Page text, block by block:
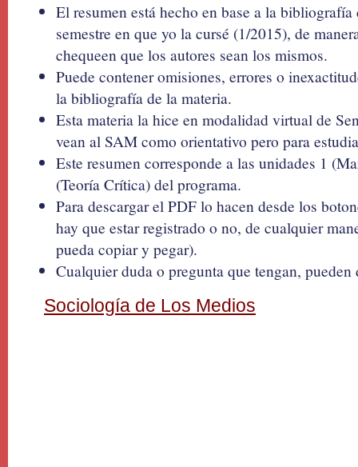
El resumen está hecho en base a la
semestre en que yo la cursé (1/2015), de
chequeen que los autores sean los mismos.
Puede contener omisiones, errores o
la bibliografía de la materia.
Esta materia la hice en modalidad virtual de
vean al SAM como orientativo pero para
Este resumen corresponde a las unidades 1
(Teoría Crítica) del programa.
Para descargar el PDF lo hacen desde los
hay que estar registrado o no, de cualquier
pueda copiar y pegar).
Cualquier duda o pregunta que tengan,
Sociología de Los Medios